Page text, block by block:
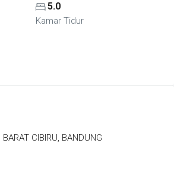
5.0
Kamar Tidur
CIBIRU, BANDUNG